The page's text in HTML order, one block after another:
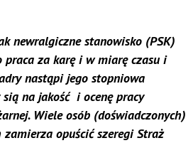
newralgiczne stanowisko (PSK)
za karę i w miarę czasu i
nastąpi jego stopniowa
sią na jakość i ocenę pracy
Wiele osób (doświadczonych)
opuścić szeregi Straż